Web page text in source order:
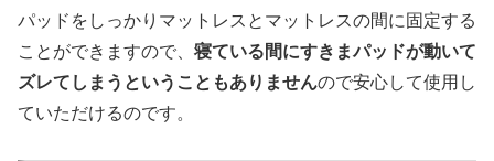
パッドをしっかりマットレスとマットレスの間に固定する
ことができますので、 寝ている間にすきまパッドが動いて
ズレてしまうということもありませんので安心して使用し
ていただけるのです。